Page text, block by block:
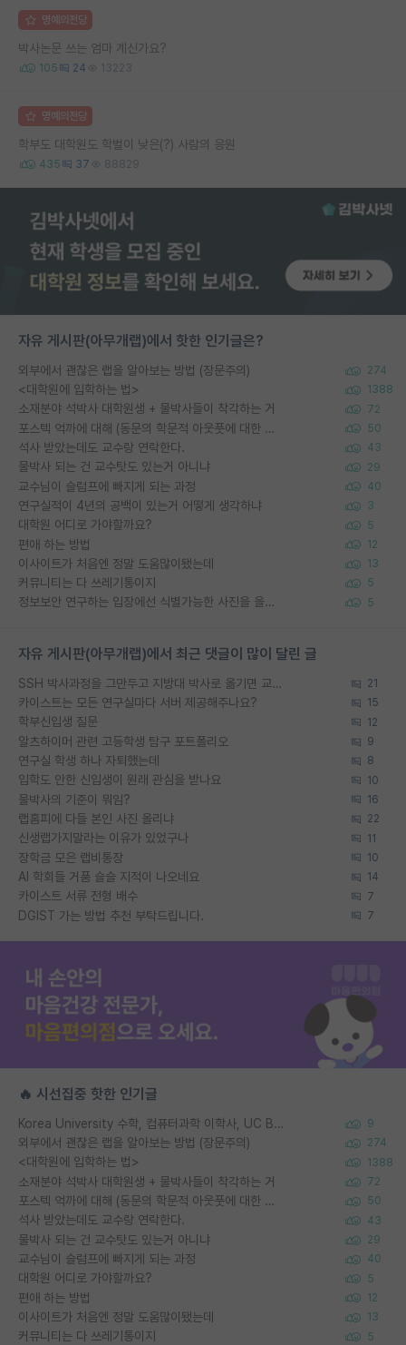
명예의전당
박사논문 쓰는 엄마 계신가요?
105 24 13223
명예의전당
학부도 대학원도 학벌이 낮은(?) 사람의 응원
435 37 88829
자유 게시판(아무개랩)에서 핫한 인기글은?
외부에서 괜찮은 랩을 알아보는 방법 (장문주의) 274
<대학원에 입학하는 법> 1388
소재분야 석박사 대학원생 + 물박사들이 착각하는 거 72
포스텍 억까에 대해 (동문의 학문적 아웃풋에 대한 반박) 50
석사 받았는데도 교수랑 연락한다. 43
물박사 되는 건 교수탓도 있는거 아니냐 29
교수님이 슬럼프에 빠지게 되는 과정 40
연구실적이 4년의 공백이 있는거 어떻게 생각하냐 3
대학원 어디로 가야할까요? 5
편애 하는 방법 12
이사이트가 처음엔 정말 도움많이됐는데 13
커뮤니티는 다 쓰레기통이지 5
정보보안 연구하는 입장에선 식별가능한 사진을 올리는건 비추이긴함 5
자유 게시판(아무개랩)에서 최근 댓글이 많이 달린 글
SSH 박사과정을 그만두고 지방대 박사로 옮기면 교수의 꿈은 끝일까요? 21
카이스트는 모든 연구실마다 서버 제공해주나요? 15
학부신입생 질문 12
알츠하이머 관련 고등학생 탐구 포트폴리오 9
연구실 학생 하나 자퇴했는데 8
입학도 안한 신입생이 원래 관심을 받나요 10
물박사의 기준이 뭐임? 16
랩홈피에 다들 본인 사진 올리냐 22
신생랩가지말라는 이유가 있었구나 11
장학금 모은 랩비통장 10
AI 학회들 거품 슬슬 지적이 나오네요 14
카이스트 서류 전형 배수 7
DGIST 가는 방법 추천 부탁드립니다. 7
🔥 시선집중 핫한 인기글
Korea University 수학, 컴퓨터과학 이학사, UC Berkeley 산업공학 대학원 공학박사가 되는 것은 쉽지 않겠죠? 9
외부에서 괜찮은 랩을 알아보는 방법 (장문주의) 274
<대학원에 입학하는 법> 1388
소재분야 석박사 대학원생 + 물박사들이 착각하는 거 72
포스텍 억까에 대해 (동문의 학문적 아웃풋에 대한 반박) 50
석사 받았는데도 교수랑 연락한다. 43
물박사 되는 건 교수탓도 있는거 아니냐 29
교수님이 슬럼프에 빠지게 되는 과정 40
대학원 어디로 가야할까요? 5
편애 하는 방법 12
이사이트가 처음엔 정말 도움많이됐는데 13
커뮤니티는 다 쓰레기통이지 5